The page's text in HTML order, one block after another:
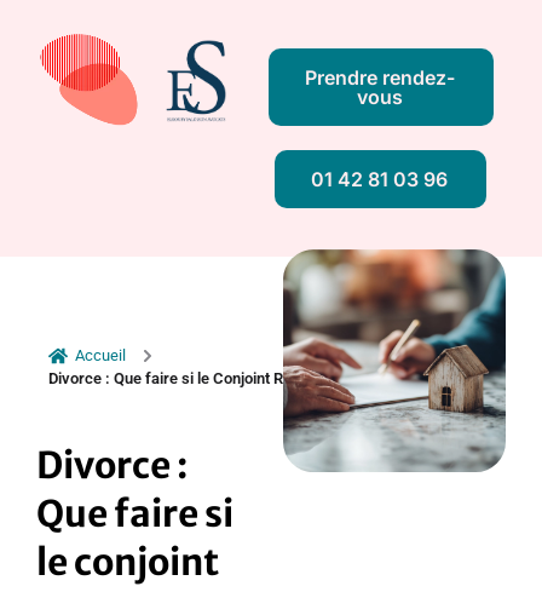
Prendre rendez-
vous
01 42 81 03 96
Accueil
Divorce : Que faire si le Conjoint Refuse de Vendre ? ES Avocat
Divorce :
Que faire si
le conjoint